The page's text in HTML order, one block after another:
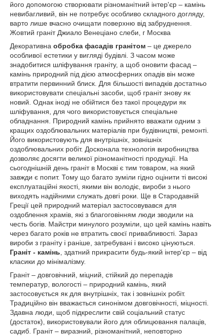
його допомогою створювати різноманітний інтер'єр – камінь
невибагливий, він не потребує особливо складного догляду,
варто лише вчасно очищати поверхню від забруднення.
Жовтий граніт Джиало Венеціано слеби, г Москва
Декоративна обробка фасадів гранітом – це джерело
особливої естетики у вигляді будівлі. З часом може
знадобитися шліфування граніту, а щоб оновити фасад –
камінь природний під дією атмосферних опадів він може
втратити первинний блиск. Для більшості випадків достатньо
використовувати спеціальні засоби, щоб граніт знову як
новий. Однак іноді не обійтися без такої процедури як
шліфування, для чого використовується спеціальне
обладнання. Природний камінь прийнято вважати одним з
кращих оздоблювальних матеріалів при будівництві, ремонті.
Його використовують для внутрішніх, зовнішніх
оздоблювальних робіт. Досконала технологія виробництва
дозволяє досягти великої різноманітності продукції. На
сьогоднішній день граніт в Москві є тим товаром, на який
завжди є попит. Тому що багато зуміли гідно оцінити ті високі
експлуатаційні якості, якими він володіє, вироби з нього
виходять надійними служать довгі роки. Ще в Стародавній
Греції цей природний матеріал застосовувався для
оздоблення храмів, які з благоговінням люди зводили на
честь богів. Майстри минулого розуміли, що цей камінь навіть
через багато років не втратить своєї привабливості. Зараз
вироби з граніту і раніше, затребувані і високо цінуються.
Граніт - камінь , здатний прикрасити будь-який інтер'єр – від
класики до мінімалізму.
Граніт – довговічний, міцний, стійкий до перепадів
температур, вологості – природний камінь, який
застосовується як для внутрішніх, так і зовнішніх робіт.
Традиційно він вважається синонімом довговічності, міцності.
Здавна люди, щоб підкреслити свій соціальний статус
(достаток), використовували його для облицювання палаців,
садиб. Граніт – виразний, різноманітний, неповторно